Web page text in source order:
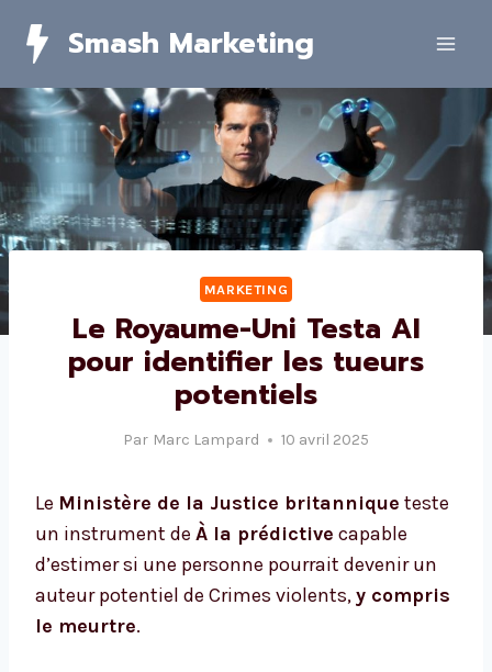
Smash Marketing
MARKETING
Le Royaume-Uni Testa AI
pour identifier les tueurs
potentiels
Par Marc Lampard 10 avril 2025
Le Ministère de la Justice britannique teste
un instrument de À la prédictive capable
d’estimer si une personne pourrait devenir un
auteur potentiel de Crimes violents,y compris
le meurtre.